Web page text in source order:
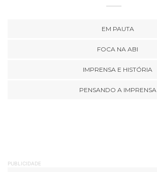
EM PAUTA
FOCA NA ABI
IMPRENSA E HISTÓRIA
PENSANDO A IMPRENSA
PUBLICIDADE